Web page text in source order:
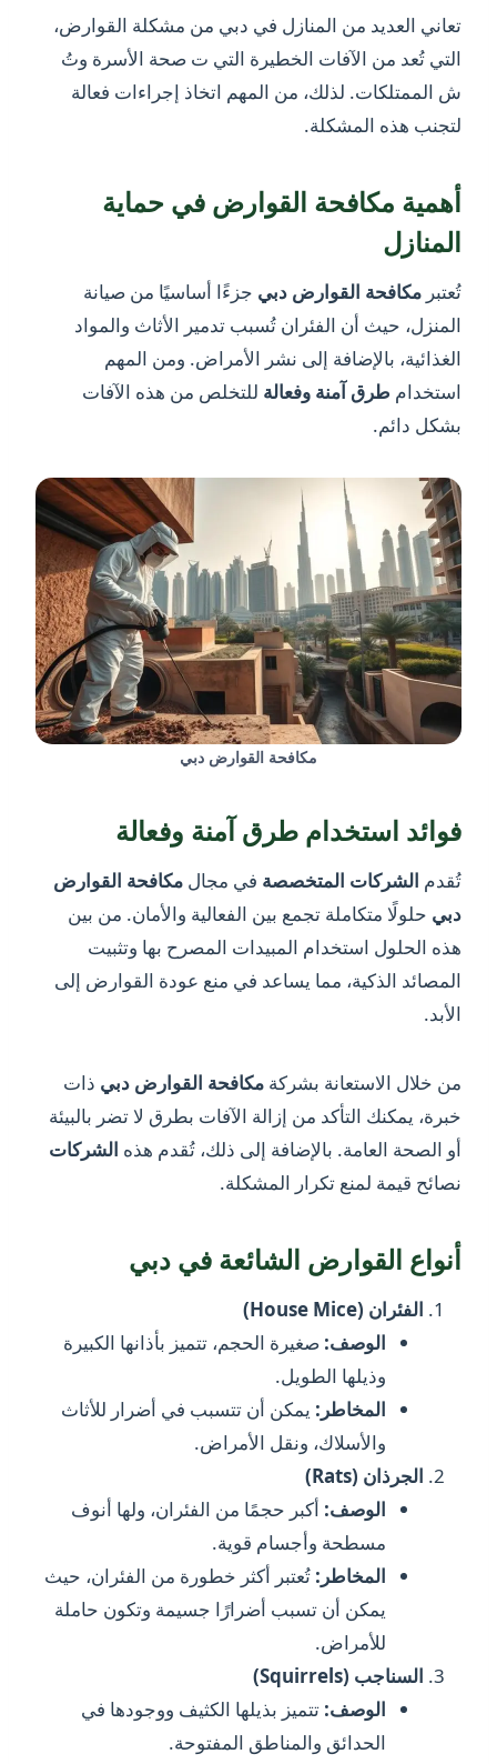
تعاني العديد من المنازل في دبي من مشكلة القوارض،
التي تُعد من الآفات الخطيرة التي ت صحة الأسرة وتُ
ش الممتلكات. لذلك، من المهم اتخاذ إجراءات فعالة
لتجنب هذه المشكلة.
أهمية مكافحة القوارض في حماية
المنازل
تُعتبر مكافحة القوارض دبي جزءًا أساسيًا من صيانة
المنزل، حيث أن الفئران تُسبب تدمير الأثاث والمواد
الغذائية، بالإضافة إلى نشر الأمراض. ومن المهم
استخدام طرق آمنة وفعالة للتخلص من هذه الآفات
بشكل دائم.
مكافحة القوارض دبي
فوائد استخدام طرق آمنة وفعالة
تُقدم الشركات المتخصصة في مجال مكافحة القوارض
دبي حلولًا متكاملة تجمع بين الفعالية والأمان. من بين
هذه الحلول استخدام المبيدات المصرح بها وتثبيت
المصائد الذكية، مما يساعد في منع عودة القوارض إلى
الأبد.
من خلال الاستعانة بشركة مكافحة القوارض دبي ذات
خبرة، يمكنك التأكد من إزالة الآفات بطرق لا تضر بالبيئة
أو الصحة العامة. بالإضافة إلى ذلك، تُقدم هذه الشركات
نصائح قيمة لمنع تكرار المشكلة.
أنواع القوارض الشائعة في دبي
الفئران (House Mice)
الوصف: صغيرة الحجم، تتميز بأذانها الكبيرة
وذيلها الطويل.
المخاطر: يمكن أن تتسبب في أضرار للأثاث
والأسلاك، ونقل الأمراض.
الجرذان (Rats)
الوصف: أكبر حجمًا من الفئران، ولها أنوف
مسطحة وأجسام قوية.
المخاطر: تُعتبر أكثر خطورة من الفئران، حيث
يمكن أن تسبب أضرارًا جسيمة وتكون حاملة
للأمراض.
السناجب (Squirrels)
الوصف: تتميز بذيلها الكثيف ووجودها في
الحدائق والمناطق المفتوحة.